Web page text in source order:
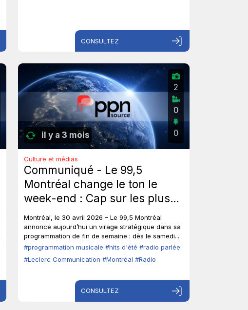
CONSULTEZ
il y a 3 mois
2
0
0
Culture et médias
Communiqué - Le 99,5
Montréal change le ton le
week-end : Cap sur les plus
gros hits d'été de tous les
temps, sans toucher à ses
voix fortes en semaine.
Montréal, le 30 avril 2026 – Le 99,5 Montréal
annonce aujourd’hui un virage stratégique dans sa
programmation de fin de semaine : dès le samedi...
#programmation musicale #hits d'été #radio parlée
#Leclerc Communication #Montréal #Radio
CONSULTEZ